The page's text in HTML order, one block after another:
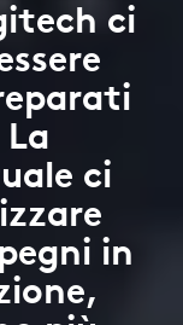
ci
ci
in